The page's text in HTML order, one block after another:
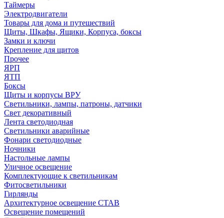
Таймеры
Электродвигатели
Товары для дома и путешествий
Щиты, Шкафы, Ящики, Корпуса, боксы
Замки и ключи
Крепление для щитов
Прочее
ЯРП
ЯТП
Боксы
Щиты и корпусы ВРУ
Светильники, лампы, патроны, датчики
Свет декоративный
Лента светодиодная
Светильники аварийные
Фонари светодиодные
Ночники
Настольные лампы
Уличное освещение
Комплектующие к светильникам
Фитосветильники
Гирлянды
Архитектурное освещение СТАВ
Освещение помещений